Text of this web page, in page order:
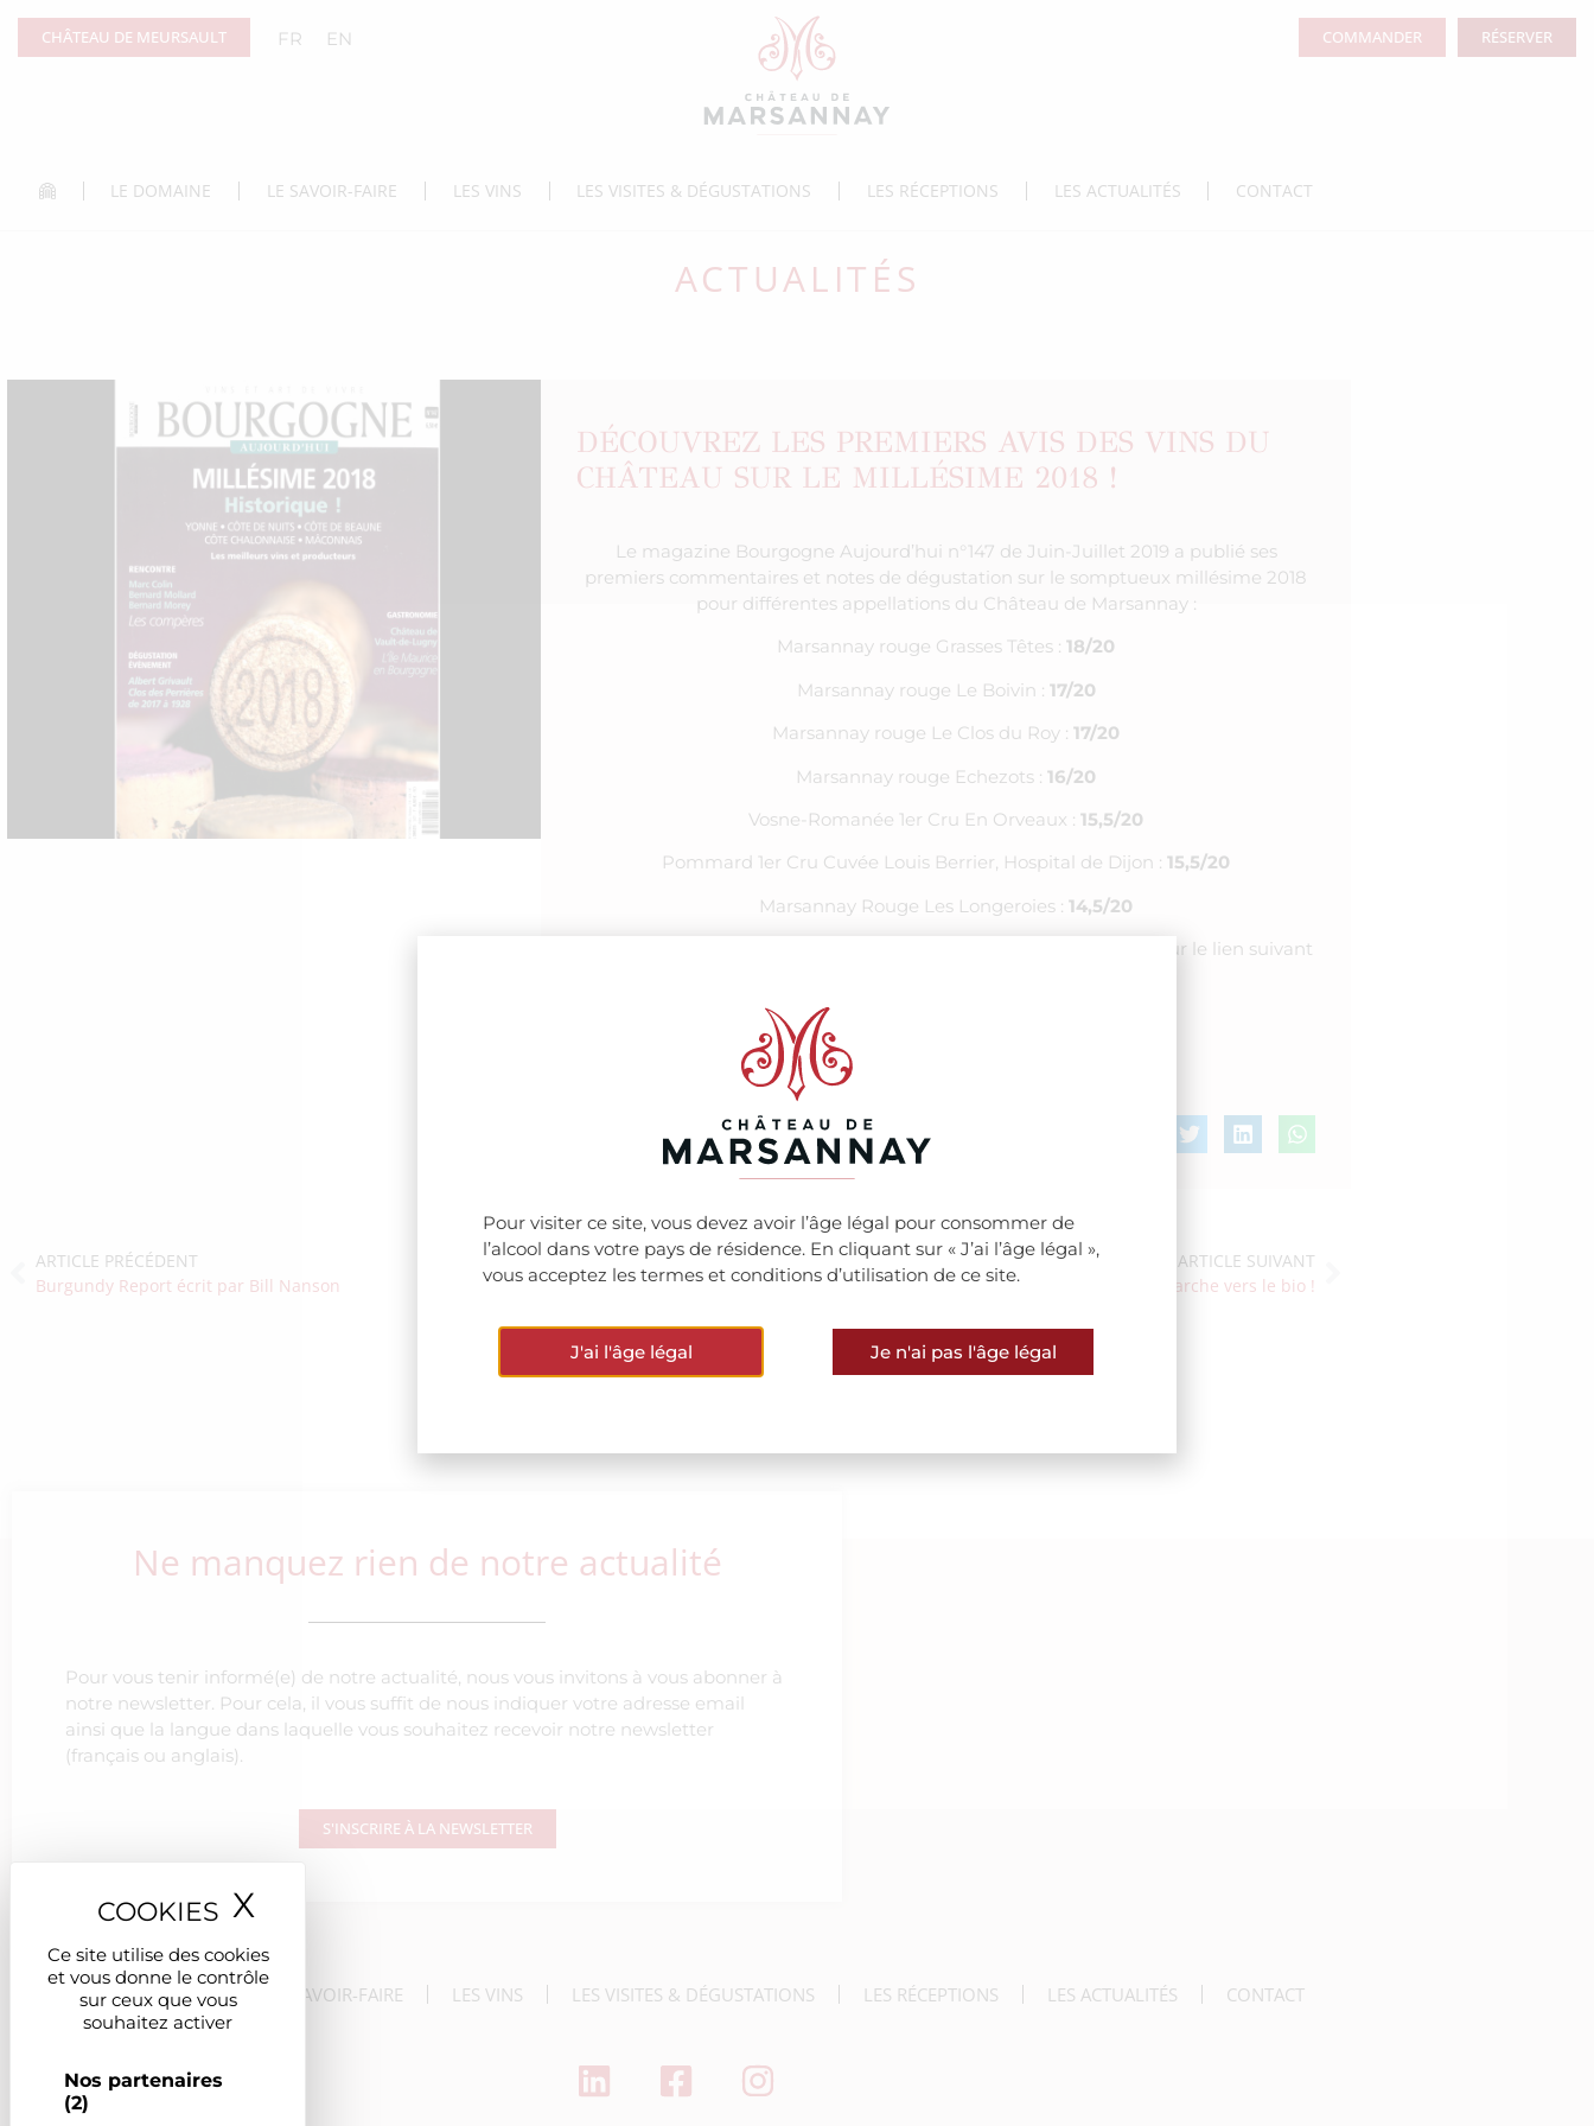
Panneau de gestion des cookies
Ce site utilise des cookies
et vous donne le contrôle
sur ceux que vous
souhaitez activer
Nos partenaires
(2)
X
CHÂTEAU DE MEURSAULT FR EN COMMANDER RÉSERVER
LE DOMAINE LE SAVOIR-FAIRE LES VINS LES VISITES & DÉGUSTATIONS LES RÉCEPTIONS LES ACTUALITÉS CONTACT
ACTUALITÉS
DÉCOUVREZ LES PREMIERS AVIS DES VINS DU
CHÂTEAU SUR LE MILLÉSIME 2018 !
Le magazine Bourgogne Aujourd’hui n°147 de Juin-Juillet 2019 a publié ses
premiers commentaires et notes de dégustation sur le somptueux millésime 2018
pour différentes appellations du Château de Marsannay :
Marsannay rouge Grasses Têtes :18/20
Marsannay rouge Le Boivin : 17/20
Marsannay rouge Le Clos du Roy :17/20
Marsannay rouge Echezots :16/20
Vosne-Romanée 1er Cru En Orveaux :15,5/20
Pommard 1er Cru Cuvée Louis Berrier, Hospital de Dijon :15,5/20
Marsannay Rouge Les Longeroies :14,5/20
Pour plus de détails sur les commentaires de dégustation cliquez sur le lien suivant
ARTICLE PRÉCÉDENT
Burgundy Report écrit par Bill Nanson
ARTICLE SUIVANT
En marche vers le bio !
Ne manquez rien de notre actualité
Pour vous tenir informé(e) de notre actualité, nous vous invitons à vous abonner à
notre newsletter. Pour cela, il vous suffit de nous indiquer votre adresse email
ainsi que la langue dans laquelle vous souhaitez recevoir notre newsletter
(français ou anglais).
S'INSCRIRE À LA NEWSLETTER
LE DOMAINE LE SAVOIR-FAIRE LES VINS LES VISITES & DÉGUSTATIONS LES RÉCEPTIONS LES ACTUALITÉS CONTACT
Pour visiter ce site, vous devez avoir l’âge légal pour consommer de
l’alcool dans votre pays de résidence. En cliquant sur « J’ai l’âge légal »,
vous acceptez les termes et conditions d’utilisation de ce site.
J'ai l'âge légal Je n'ai pas l'âge légal